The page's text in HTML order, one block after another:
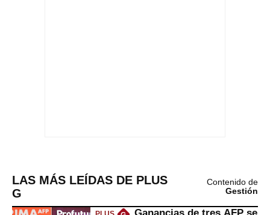
LAS MÁS LEÍDAS DE PLUS
G
Contenido de
Gestión